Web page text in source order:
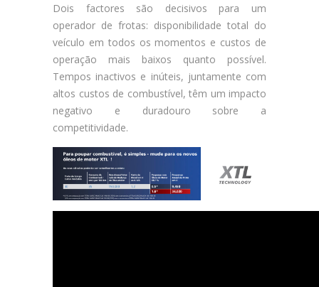
Dois factores são decisivos para um
operador de frotas: disponibilidade total do
veículo em todos os momentos e custos de
operação mais baixos quanto possível.
Tempos inactivos e inúteis, juntamente com
altos custos de combustível, têm um impacto
negativo e duradouro sobre a
competitividade.